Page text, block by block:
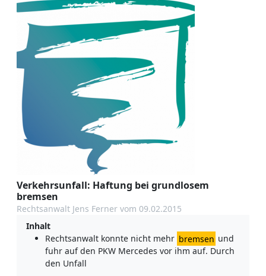
Verkehrsunfall: Haftung bei grundlosem
bremsen
Rechtsanwalt Jens Ferner vom 09.02.2015
Inhalt
Rechtsanwalt konnte nicht mehr bremsen und
fuhr auf den PKW Mercedes vor ihm auf. Durch
den Unfall